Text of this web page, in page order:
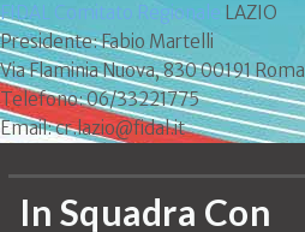
FIDAL Comitato Regionale LAZIO
Presidente: Fabio Martelli
Via Flaminia Nuova, 830 00191 Roma
Telefono: 06/33221775
Email: cr.lazio@fidal.it
In Squadra Con